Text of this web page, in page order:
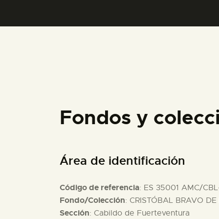
Fondos y
Área de identificación
Código de referencia: ES 35001 AMC/
Fondo/Colección: CRISTÓBAL BRAVO
Sección: Cabildo de Fuerteventura